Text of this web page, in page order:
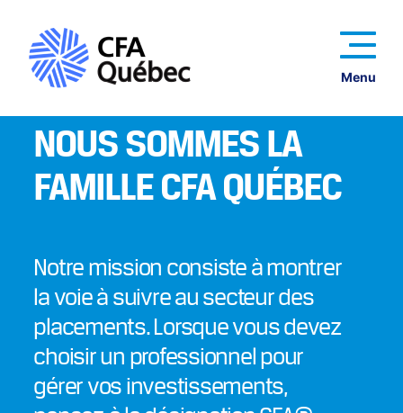
Menu
NOUS SOMMES LA
FAMILLE CFA QUÉBEC
Notre mission consiste à montrer
la voie à suivre au secteur des
placements. Lorsque vous devez
choisir un professionnel pour
gérer vos investissements,